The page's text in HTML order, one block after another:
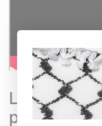
para